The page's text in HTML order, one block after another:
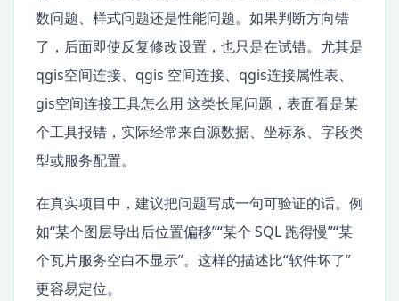
数问题、样式问题还是性能问题。如果判断方向错
了，后面即使反复修改设置，也只是在试错。尤其是
qgis空间连接、qgis 空间连接、qgis连接属性表、
gis空间连接工具怎么用 这类长尾问题，表面看是某
个工具报错，实际经常来自源数据、坐标系、字段类
型或服务配置。
在真实项目中，建议把问题写成一句可验证的话。例
如“某个图层导出后位置偏移”“某个 SQL 跑得慢”“某
个瓦片服务空白不显示”。这样的描述比“软件坏了”
更容易定位。